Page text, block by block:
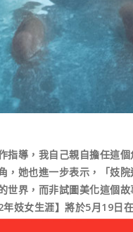
指導，我自己親自擔任這
，她也進一步表示，「妓
世界，而非試圖美化這個
妓女生涯】將於5月19日